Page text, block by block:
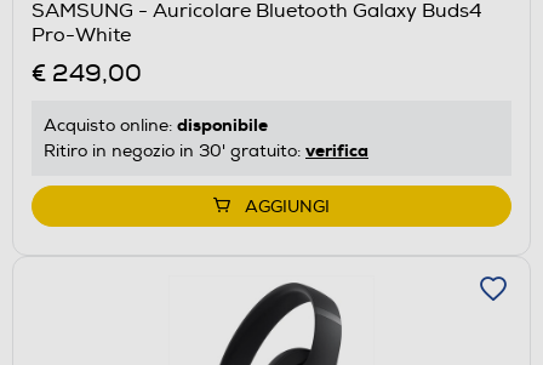
SAMSUNG - Auricolare Bluetooth Galaxy Buds4
Pro-White
€ 249,00
Acquisto online: disponibile
Ritiro in negozio in 30' gratuito: verifica
AGGIUNGI